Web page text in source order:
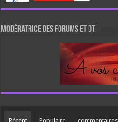
Modératrice des forums et DT
Récent Populaire commentaires